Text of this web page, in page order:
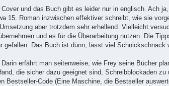
und das Buch gibt es leider nur in englisch. Ach
15. Roman inzwischen effektiver schreibt, wie sie
aber trotzdem sehr erhellend. Vielleicht
und es für die Überarbeitung nutzen. Die
gefallen. Das Buch ist dünn, lässt viel Schnickschnack
erfährt man seitenweise, wie Frey seine Bücher
die sicher dazu geeignet sind, Schreibblockaden
Bestseller-Code (Eine Maschine, die Bestseller